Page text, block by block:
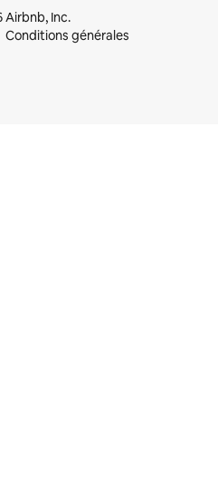
Airbnb, Inc.
Conditions générales